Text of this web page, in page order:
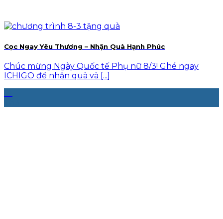
Cọc Ngay Yêu Thương – Nhận Quà Hạnh Phúc
Chúc mừng Ngày Quốc tế Phụ nữ 8/3! Ghé ngay
ICHIGO để nhận quà và [...]